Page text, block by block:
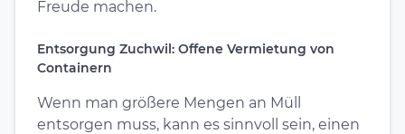
Freude machen.
Entsorgung Zuchwil: Offene Vermietung von
Containern
Wenn man größere Mengen an Müll
entsorgen muss, kann es sinnvoll sein, einen